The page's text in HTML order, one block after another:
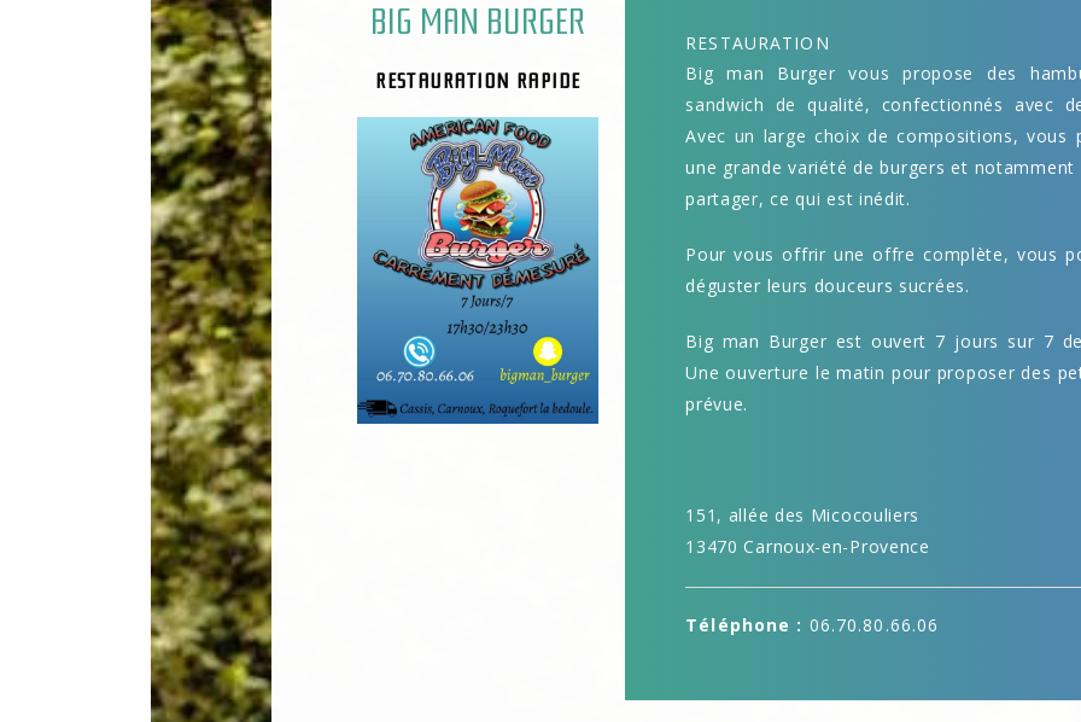
BIG MAN BURGER
RESTAURATION RAPIDE
RESTAURATION
Big man Burger vous propose des
sandwich de qualité, confectionnés avec
Avec un large choix de compositions, vous
une grande variété de burgers et notamment
partager, ce qui est inédit.
Pour vous offrir une offre complète, vous
déguster leurs douceurs sucrées.
Big man Burger est ouvert 7 jours sur 7
Une ouverture le matin pour proposer des
prévue.
151, allée des Micocouliers
13470 Carnoux-en-Provence
Téléphone : 06.70.80.66.06